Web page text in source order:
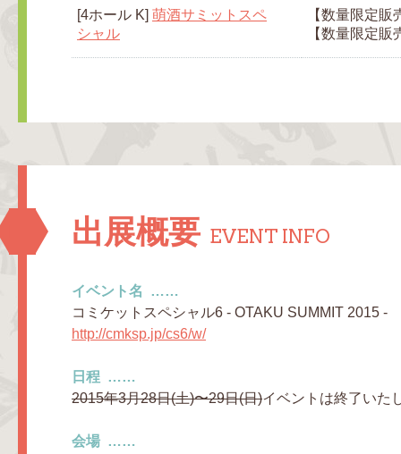
[4ホール K] 萌酒サミットスペ
シャル
【数量限定
【数量限定
出展概要 EVENT INFO
イベント名
コミケットスペシャル6 - OTAKU SUMMIT 2015 -
http://cmksp.jp/cs6/w/
日程
2015年3月28日(土)〜29日(日)イベントは終了いた
会場